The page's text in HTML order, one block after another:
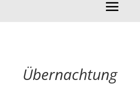
Übernachtung